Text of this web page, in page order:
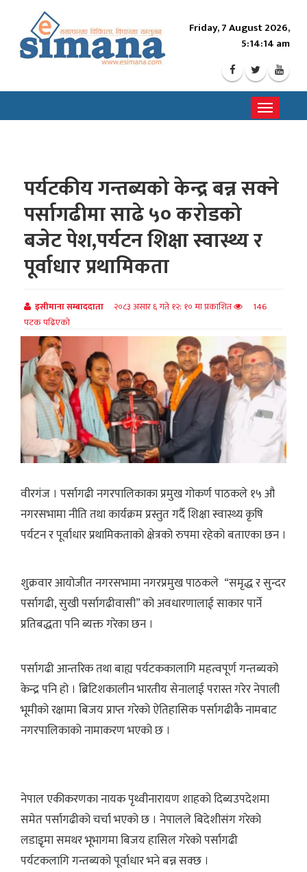
Friday, 7 August 2026,
5:14:16 am
Toggle
पर्यटकीय गन्तब्यको केन्द्र बन्न सक्ने
पर्सागढीमा साढे ५० करोडको
बजेट पेश,पर्यटन शिक्षा स्वास्थ्य र
पूर्वाधार प्रथामिकता
इसीमाना सम्बाददाता २०८३ असार ६ गते १२: १० मा प्रकाशित
146
पटक पढिएको
वीरगंज । पर्सागढी नगरपालिकाका प्रमुख गोकर्ण पाठकले १५ औ
नगरसभामा नीति तथा कार्यक्रम प्रस्तुत गर्दै शिक्षा स्वास्थ्य कृषि
पर्यटन र पूर्वाधार प्रथामिकताको क्षेत्रको रुपमा रहेको बताएका छन ।
शुक्रवार आयोजीत नगरसभामा नगरप्रमुख पाठकले “समृद्ध र सुन्दर
पर्सागढी, सुखी पर्सागढीवासी” को अवधारणालाई साकार पार्ने
प्रतिबद्धता पनि ब्यक्त गरेका छन ।
पर्सागढी आन्तरिक तथा बाह्य पर्यटककालागि महत्वपूर्ण गन्तब्यको
केन्द्र पनि हो । ब्रिटिशकालीन भारतीय सेनालाई परास्त गरेर नेपाली
भूमीको रक्षामा बिजय प्राप्त गरेको ऐतिहासिक पर्सागढीकै नामबाट
नगरपालिकाको नामाकरण भएको छ ।
नेपाल एकीकरणका नायक पृथ्वीनारायण शाहको दिब्यउपदेशमा
समेत पर्सागढीको चर्चा भएको छ । नेपालले बिदेशीसंग गरेको
लडाइृमा समथर भूभागमा बिजय हासिल गरेको पर्सागढी
पर्यटकलागि गन्तब्यको पूर्वाधार भने बन्न सक्छ ।